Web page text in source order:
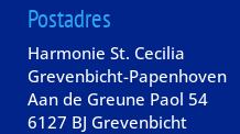
Postadres
Harmonie St. Cecilia
Grevenbicht-Papenhoven
Aan de Greune Paol 54
6127 BJ Grevenbicht